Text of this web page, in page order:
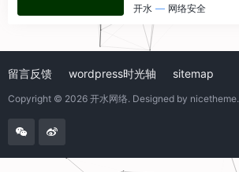
开水 — 网络安全
留言反馈 wordpress时光轴 sitemap
Copyright © 2026 开水网络. Designed by nicetheme.